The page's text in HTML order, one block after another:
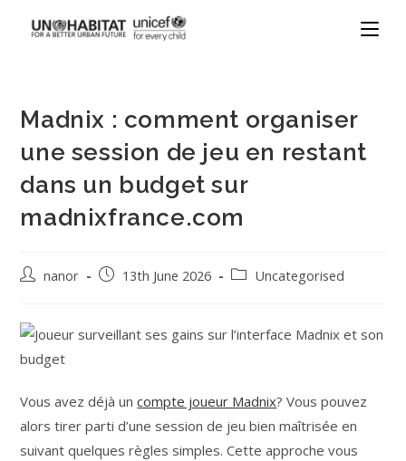
Madnix : comment organiser
une session de jeu en restant
dans un budget sur
madnixfrance.com
nanor 13th June 2026 Uncategorised
Vous avez déjà uncompte joueur Madnix? Vous pouvez
alors tirer parti d’une session de jeu bien maîtrisée en
suivant quelques règles simples. Cette approche vous